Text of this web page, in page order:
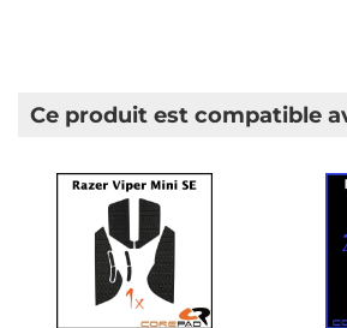
Ce produit est compatible